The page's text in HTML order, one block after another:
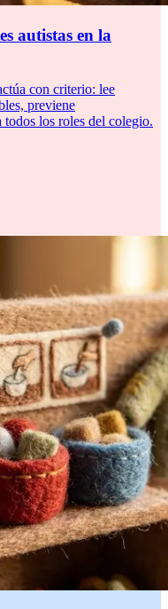
autistas en la
con criterio: lee
previene
todos los roles del colegio.